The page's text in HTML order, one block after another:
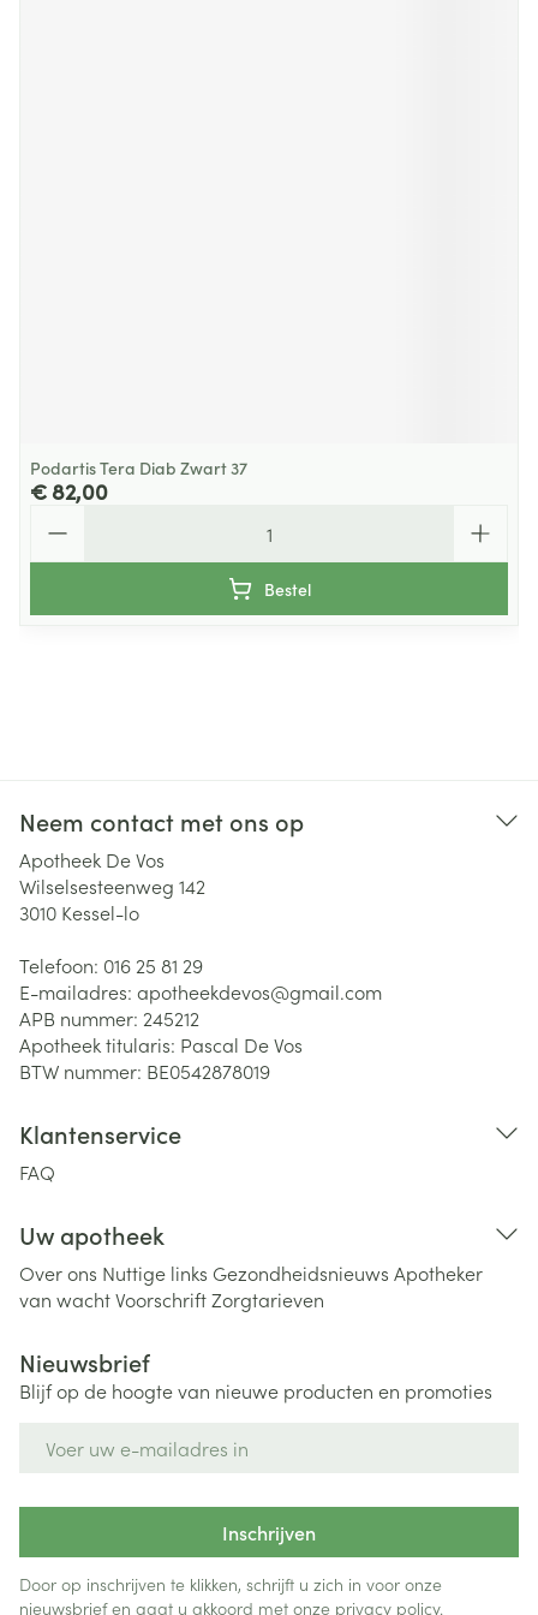
Podartis Tera Diab Zwart 37
€ 82,00
Bestel
Neem contact met ons op
Apotheek De Vos
Wilselsesteenweg 142
3010 Kessel-lo
Telefoon: 016 25 81 29
E-mailadres: apotheekdevos@gmail.com
APB nummer: 245212
Apotheek titularis: Pascal De Vos
BTW nummer: BE0542878019
Klantenservice
FAQ
Uw apotheek
Over ons Nuttige links Gezondheidsnieuws Apotheker
van wachtVoorschriftZorgtarieven
Nieuwsbrief
Blijf op de hoogte van nieuwe producten en promoties
Inschrijven
Door op inschrijven te klikken, schrijft u zich in voor onze
nieuwsbrief en gaat u akkoord met onze privacy policy.